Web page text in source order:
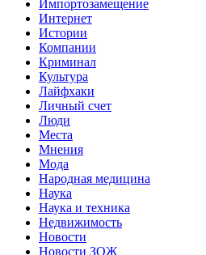
Импортозамещение
Интернет
Истории
Компании
Криминал
Культура
Лайфхаки
Личный счет
Люди
Места
Мнения
Мода
Народная медицина
Наука
Наука и техника
Недвижимость
Новости
Новости ЗОЖ